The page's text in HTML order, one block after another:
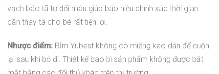
vạch báo tã tự đổi màu giúp báo hiệu chính xác thời gian
cần thay tã cho bé rất tiện lợi.
Nhược điểm: Bỉm Yubest không có miếng keo dán để cuộn
lại sau khi bỏ đi. Thiết kế bao bì sản phẩm không được bắt